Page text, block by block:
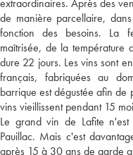
extraordinaires. Après des
de manière parcellaire,
fonction des besoins. La
maîtrisée, de la température
dure 22 jours. Les vins sont
français, fabriquées au
barrique est dégustée afin
vins vieillissent pendant 15
Le grand vin de Lafite
Pauillac. Mais c'est
après 15 à 30 ans de garde